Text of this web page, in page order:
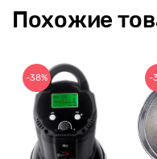
Похожие
-38% -